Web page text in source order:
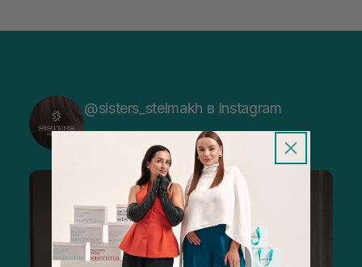
@sisters_stelmakh в Instagram